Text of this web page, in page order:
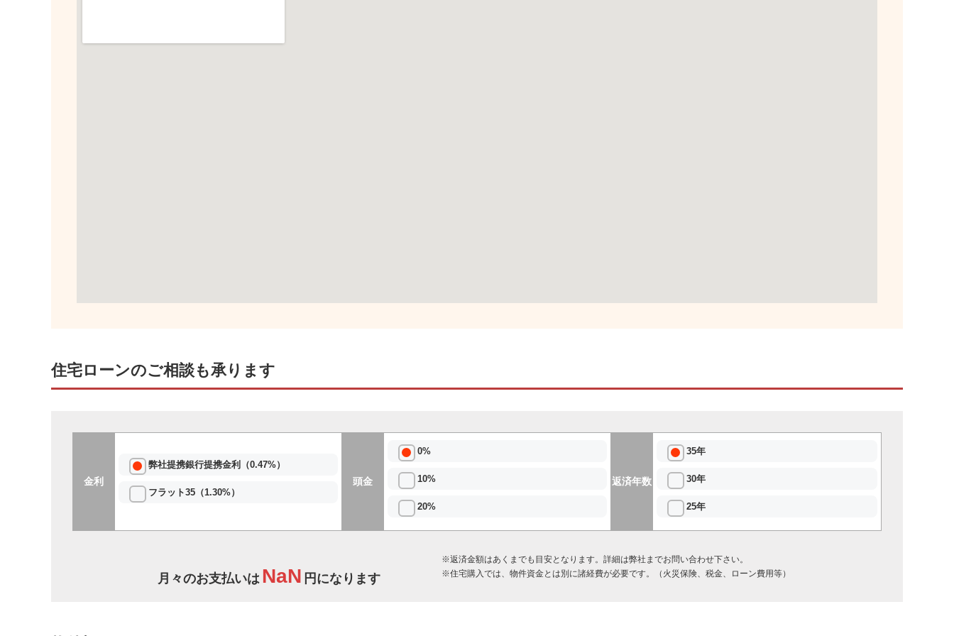
住宅ローンのご相談も承ります
金利
弊社提携銀行提携金利（0.47%）
フラット35（1.30%）
頭金
0%
10%
20%
返済年数
35年
30年
25年
月々のお支払いは NaN 円になります
※返済金額はあくまでも目安となります。詳細は弊社までお問い合わせ下さい。
※住宅購入では、物件資金とは別に諸経費が必要です。（火災保険、税金、ローン費用等）